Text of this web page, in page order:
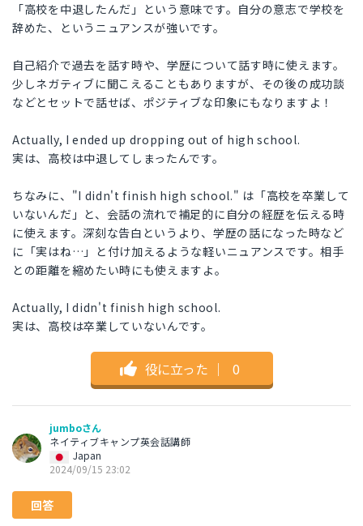
「高校を中退したんだ」という意味です。自分の意志で学校を
辞めた、というニュアンスが強いです。
自己紹介で過去を話す時や、学歴について話す時に使えます。
少しネガティブに聞こえることもありますが、その後の成功談
などとセットで話せば、ポジティブな印象にもなりますよ！
Actually, I ended up dropping out of high school.
実は、高校は中退してしまったんです。
ちなみに、"I didn't finish high school." は「高校を卒業して
いないんだ」と、会話の流れで補足的に自分の経歴を伝える時
に使えます。深刻な告白というより、学歴の話になった時など
に「実はね…」と付け加えるような軽いニュアンスです。相手
との距離を縮めたい時にも使えますよ。
Actually, I didn't finish high school.
実は、高校は卒業していないんです。
役に立った ｜ 0
jumboさん
ネイティブキャンプ英会話講師
Japan
2024/09/15 23:02
回答